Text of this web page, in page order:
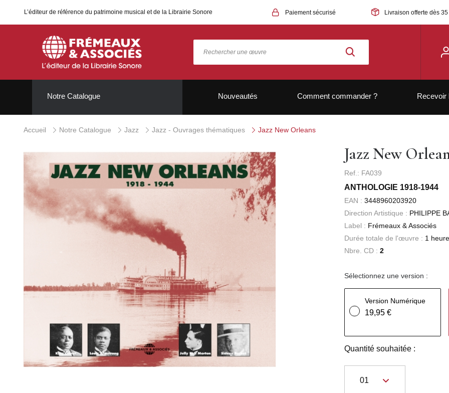
L’éditeur de référence du patrimoine musical et de la Librairie Sonore Paiement sécurisé Livraison offerte dès
Notre Catalogue Nouveautés Comment commander ? Recevoir
Accueil Notre Catalogue Jazz Jazz - Ouvrages thématiques Jazz New Orleans
Jazz New
Ref.: FA039
ANTHOLOGIE 1918-1944
EAN : 3448960203920
Direction Artistique : PHILIPPE
Label : Frémeaux & Associés
Durée totale de l'œuvre : 1
Nbre. CD : 2
Sélectionnez une version :
Version Numérique
19,95 €
Quantité souhaitée :